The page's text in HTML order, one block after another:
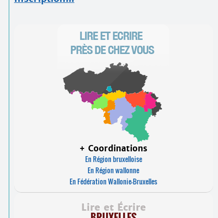
+ Coordinations
En Région bruxelloise
En Région wallonne
En Fédération Wallonie-Bruxelles
Lire et Écrire